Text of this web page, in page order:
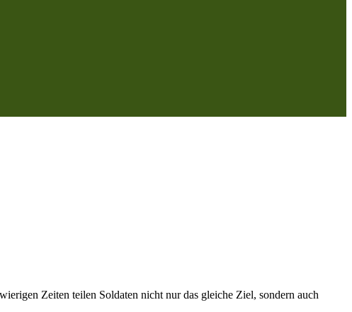
Zeiten teilen Soldaten nicht nur das gleiche Ziel, sondern auch